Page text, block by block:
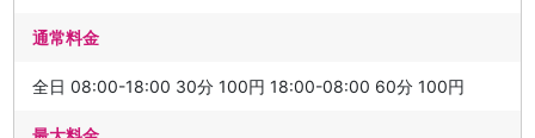
通常料金
全日 08:00-18:00 30分 100円 18:00-08:00 60分 100円